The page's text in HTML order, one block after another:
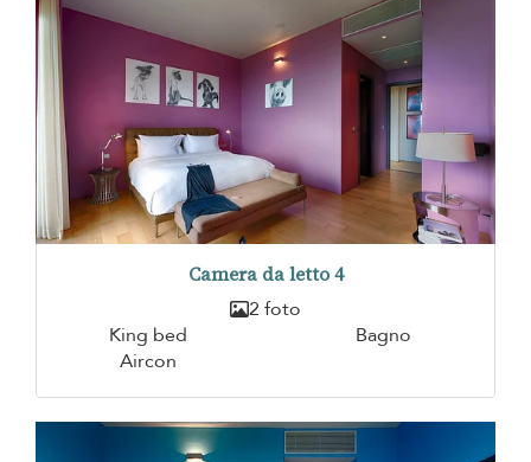
Camera da letto 4
2 foto
King bed
Bagno
Aircon